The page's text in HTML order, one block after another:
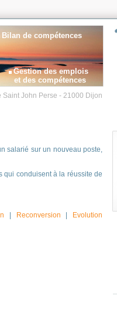
Bilan de compétences
Gestion des emplois
et des compétences
Saint John Perse - 21000 Dijon
salarié sur un nouveau poste,
qui conduisent à la réussite de
Reconversion
Evolution